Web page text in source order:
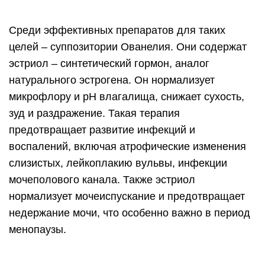
Среди эффективных препаратов для таких
целей – суппозитории Ованелия. Они содержат
эстриол – синтетический гормон, аналог
натурального эстрогена. Он нормализует
микрофлору и pH влагалища, снижает сухость,
зуд и раздражение. Такая терапия
предотвращает развитие инфекций и
воспалений, включая атрофические изменения
слизистых, лейкоплакию вульвы, инфекции
мочеполового канала. Также эстриол
нормализует мочеиспускание и предотвращает
недержание мочи, что особенно важно в период
менопаузы.